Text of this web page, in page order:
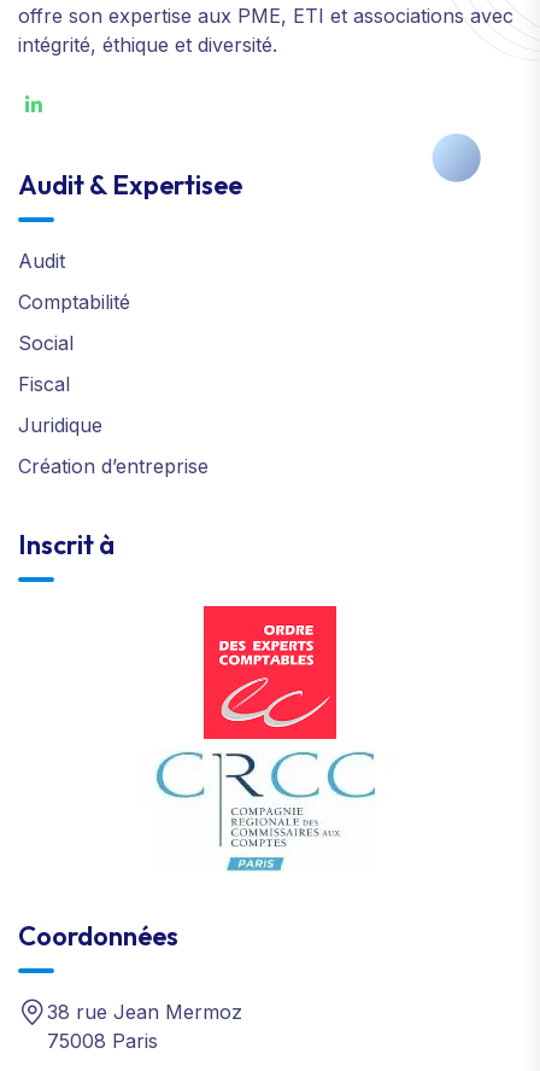
offre son expertise aux PME, ETI et associations avec
intégrité, éthique et diversité.
Audit & Expertisee
Audit
Comptabilité
Social
Fiscal
Juridique
Création d’entreprise
Inscrit à
Coordonnées
38 rue Jean Mermoz
75008 Paris